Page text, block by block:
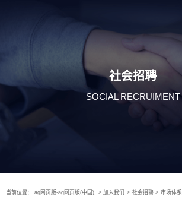
社会招聘
SOCIAL RECRUIMENT
当前位置： ag网页版-ag网页版(中国), > 加入我们 > 社会招聘 > 市场体系